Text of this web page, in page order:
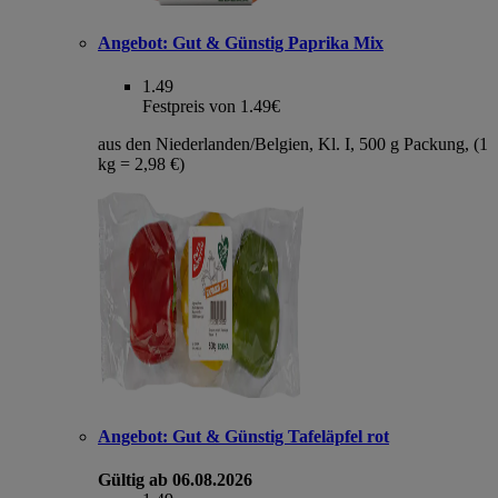
Angebot: Gut & Günstig Paprika Mix
1.49
Festpreis von 1.49€
aus den Niederlanden/Belgien, Kl. I, 500 g Packung, (1
kg = 2,98 €)
Angebot: Gut & Günstig Tafeläpfel rot
Gültig ab 06.08.2026